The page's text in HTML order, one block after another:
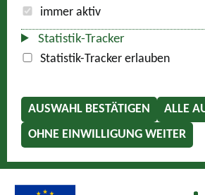
immer aktiv
Statistik-Tracker
Statistik-Tracker erlauben
AUSWAHL BESTÄTIGEN
ALLE
OHNE EINWILLIGUNG WEITER